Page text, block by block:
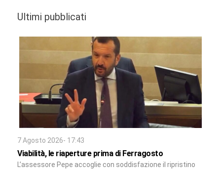
Ultimi pubblicati
7 Agosto 2026- 17:43
Viabilità, le riaperture prima di Ferragosto
L’assessore Pepe accoglie con soddisfazione il ripristino